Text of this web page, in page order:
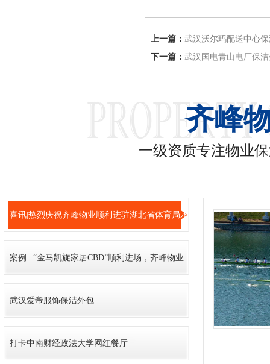
上一篇： 武汉沃尔玛配送中心
下一篇： 武汉国电青山电厂保
齐峰
一级资质专注物业
喜讯|热烈庆祝齐峰物业顺利进驻湖北省体育局水
案例 | “金马凯旋家居CBD”顺利进场，齐峰物业
武汉爱帝服饰保洁外包
打卡中南财经政法大学网红餐厅